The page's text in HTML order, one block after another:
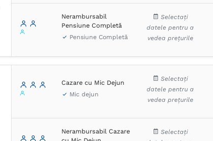
Nerambursabil
Pensiune Completă
Pensiune Completă
Selectați
datele pentru a
vedea prețurile
Cazare cu Mic Dejun
Mic dejun
Selectați
datele pentru a
vedea prețurile
Nerambursabil Cazare
Selectați